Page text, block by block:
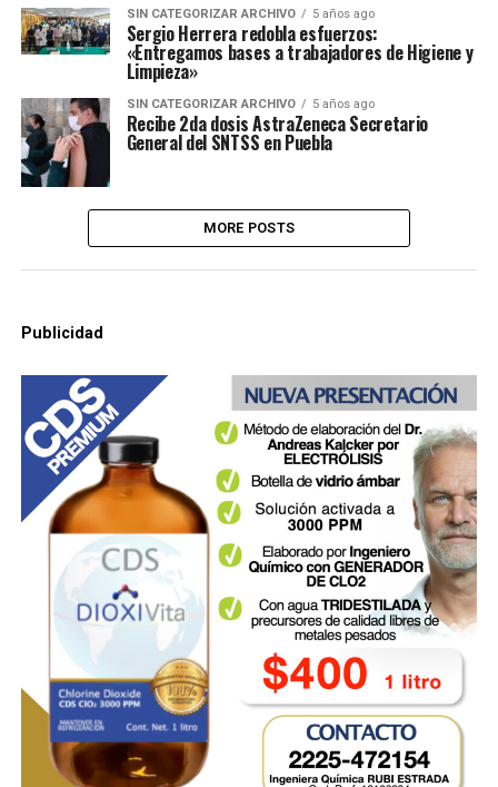
SIN CATEGORIZAR ARCHIVO 5 años ago
Sergio Herrera redobla esfuerzos:
«Entregamos bases a trabajadores de Higiene y
Limpieza»
SIN CATEGORIZAR ARCHIVO 5 años ago
Recibe 2da dosis AstraZeneca Secretario
General del SNTSS en Puebla
MORE POSTS
Publicidad